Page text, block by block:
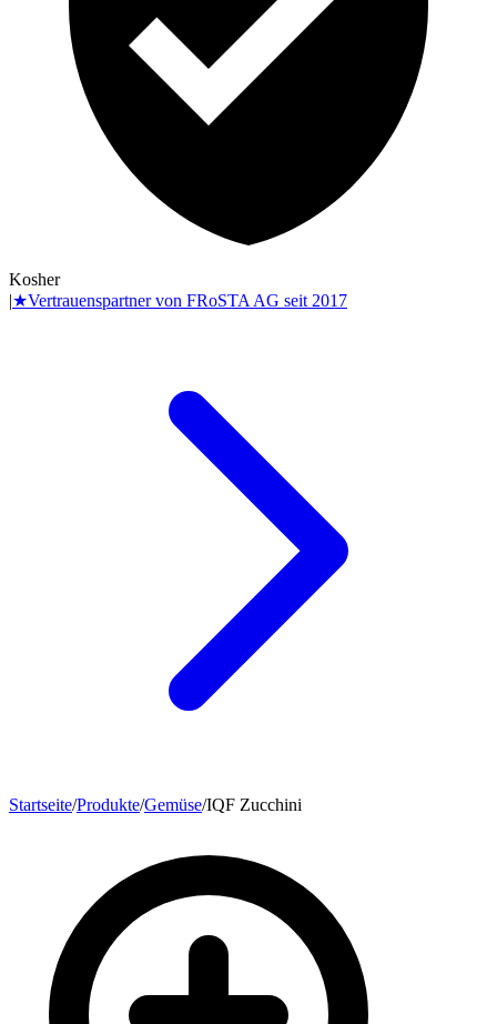
Kosher
|★Vertrauenspartner von FRoSTA AG seit 2017
Startseite/Produkte/Gemüse/IQF Zucchini